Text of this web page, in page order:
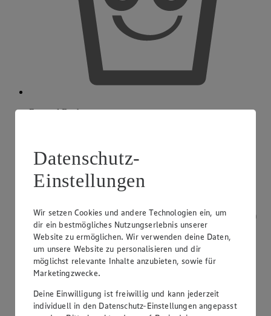
Regood Becher
Datenschutz-
Einstellungen
Wir setzen Cookies und andere Technologien ein, um
dir ein bestmögliches Nutzungserlebnis unserer
Website zu ermöglichen. Wir verwenden deine Daten,
um unsere Website zu personalisieren und dir
möglichst relevante Inhalte anzubieten, sowie für
Marketingzwecke.
Deine Einwilligung ist freiwillig und kann jederzeit
individuell in den Datenschutz-Einstellungen angepasst